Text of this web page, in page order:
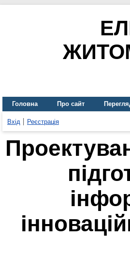
Головна Про сайт
Вхід Реєстрація